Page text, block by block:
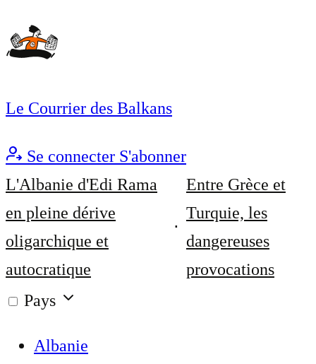
Le Courrier des Balkans
Se connecter S'abonner
L'Albanie d'Edi Rama
en pleine dérive
oligarchique et
autocratique
Entre Grèce et
Turquie, les
dangereuses
provocations
Pays
Albanie